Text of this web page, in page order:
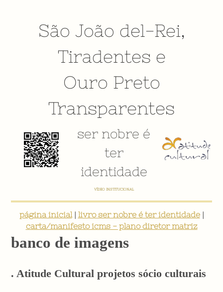
São João del-Rei,
Tiradentes e
Ouro Preto
Transparentes
ser nobre é
ter
identidade
E-BOOK: "SER NOBRE É TER IDENTIDADE: INVENTÁRIO DIGITAL PARTICIPATIVO SOBRE O PATRIMÔNIO
página inicial| livro ser nobre é ter identidade|
carta/manifesto icms - plano diretor matriz
banco de imagens
. Atitude Cultural projetos sócio culturais